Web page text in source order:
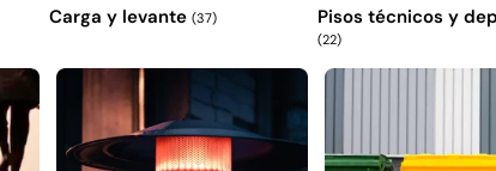
Carga y levante (37) Pisos técnicos y
(22)